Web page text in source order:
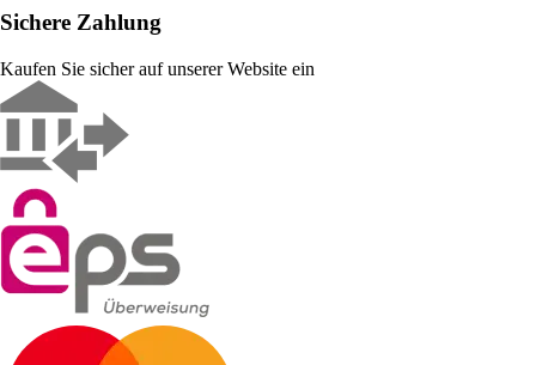
Sichere Zahlung
Kaufen Sie sicher auf unserer Website ein